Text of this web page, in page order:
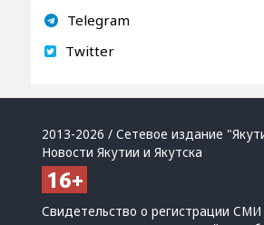
Telegram
Twitter
2013-2026 / Сетевое издание
Новости Якутии и Якутска
Свидетельство о регистрации